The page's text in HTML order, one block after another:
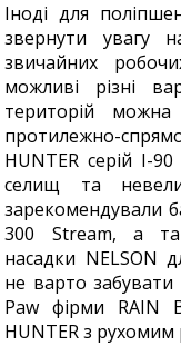
Іноді для
звернути увагу
звичайних
можливі різні
територій можна
протилежно-
HUNTER серій I-
селищ та
зарекомендували
300 Stream, а
насадки NELSON
не варто забувати
Paw фірми RAIN
HUNTER з рухомим